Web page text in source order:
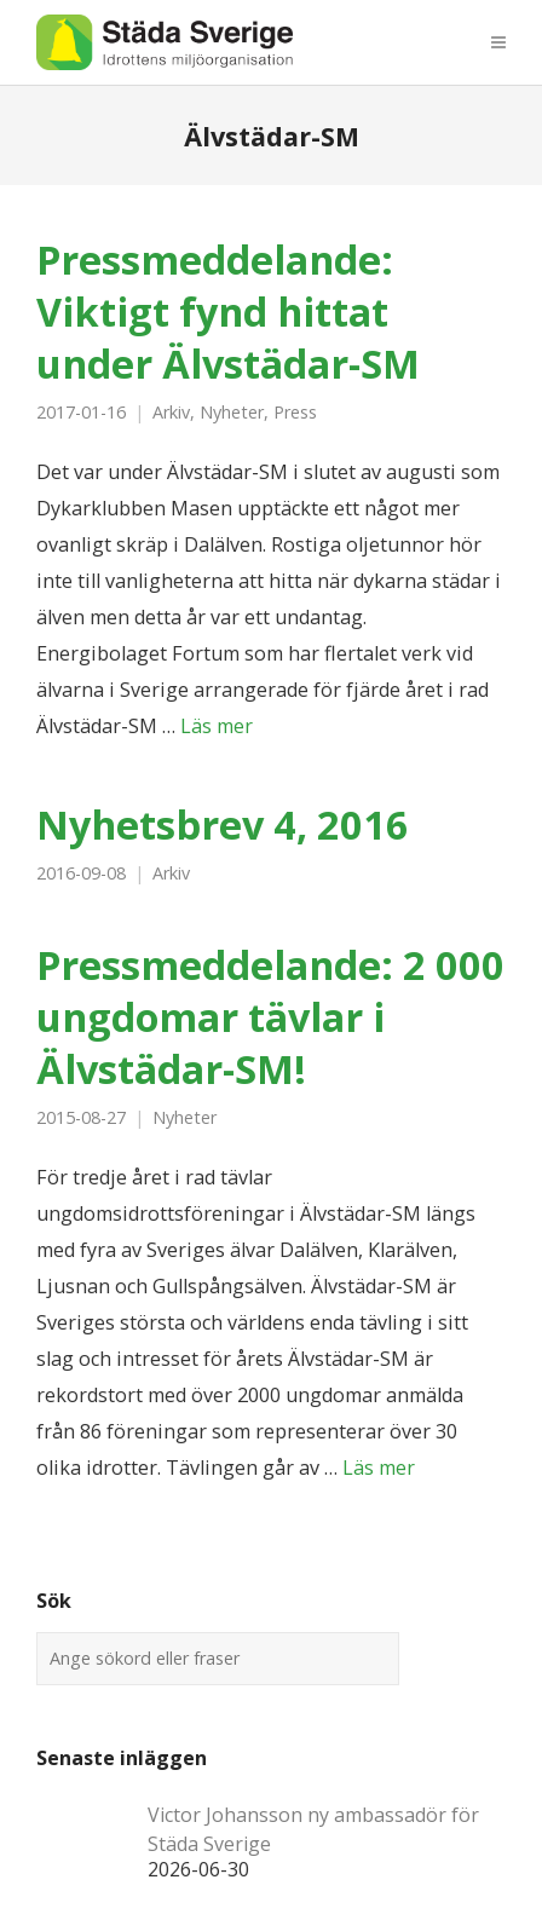
Älvstädar-SM
Pressmeddelande:
Viktigt fynd hittat
under Älvstädar-SM
2017-01-16 Arkiv, Nyheter, Press
Det var under Älvstädar-SM i slutet av augusti som
Dykarklubben Masen upptäckte ett något mer
ovanligt skräp i Dalälven. Rostiga oljetunnor hör
inte till vanligheterna att hitta när dykarna städar i
älven men detta år var ett undantag.
Energibolaget Fortum som har flertalet verk vid
älvarna i Sverige arrangerade för fjärde året i rad
Älvstädar-SM … Läs mer
Nyhetsbrev 4, 2016
2016-09-08 Arkiv
Pressmeddelande: 2 000
ungdomar tävlar i
Älvstädar-SM!
2015-08-27 Nyheter
För tredje året i rad tävlar
ungdomsidrottsföreningar i Älvstädar-SM längs
med fyra av Sveriges älvar Dalälven, Klarälven,
Ljusnan och Gullspångsälven. Älvstädar-SM är
Sveriges största och världens enda tävling i sitt
slag och intresset för årets Älvstädar-SM är
rekordstort med över 2000 ungdomar anmälda
från 86 föreningar som representerar över 30
olika idrotter. Tävlingen går av … Läs mer
Sök
Senaste inläggen
Victor Johansson ny ambassadör för
Städa Sverige
2026-06-30